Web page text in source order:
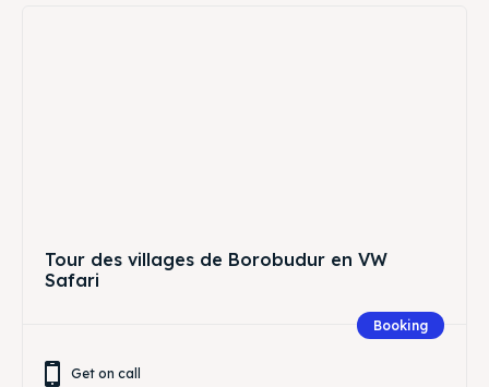
Tour des villages de Borobudur en VW
Safari
Booking
Get on call